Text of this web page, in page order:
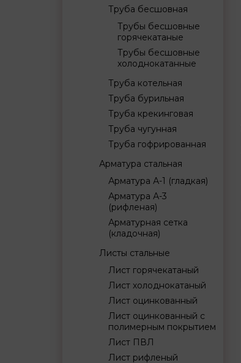
Труба бесшовная
Трубы бесшовные
горячекатаные
Трубы бесшовные
холоднокатанные
Труба котельная
Труба бурильная
Труба крекинговая
Труба чугунная
Труба гофрированная
Арматура стальная
Арматура А-1 (гладкая)
Арматура А-3
(рифленая)
Арматурная сетка
(кладочная)
Листы стальные
Лист горячекатаный
Лист холоднокатаный
Лист оцинкованный
Лист оцинкованный с
полимерным покрытием
Лист ПВЛ
Лист рифленый